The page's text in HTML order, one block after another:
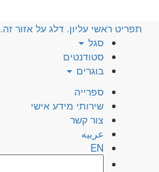
תפריט ראשי עליון. דלג על אזור זה.
סגל
סטודנטים
בוגרים
ספרייה
שירותי מידע אישי
צור קשר
عربيه
EN